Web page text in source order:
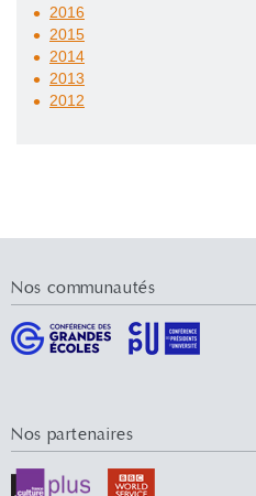
2016
2015
2014
2013
2012
Nos communautés
Nos partenaires